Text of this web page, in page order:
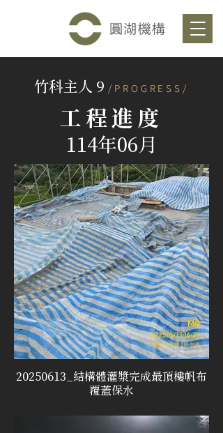
竹科主人 9 /PROGRESS/
工程進度
114年06月
20250613_結構體灌漿完成最頂樓帆布
覆蓋保水